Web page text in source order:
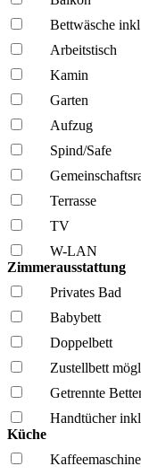
Bettwäsche
Arbeitstisch
Kamin
Garten
Aufzug
Spind/Safe
Terrasse
TV
W-LAN
Zimmerausstattung
Privates Bad
Babybett
Doppelbett
Zustellbett
Getrennte
Handtücher
Küche
Kaffee­maschine